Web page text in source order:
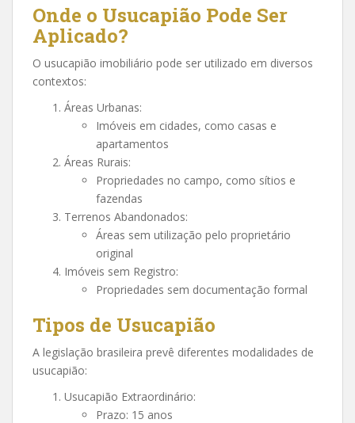
Onde o Usucapião Pode Ser
Aplicado?
O usucapião imobiliário pode ser utilizado em diversos
contextos:
Áreas Urbanas:
Imóveis em cidades, como casas e
apartamentos
Áreas Rurais:
Propriedades no campo, como sítios e
fazendas
Terrenos Abandonados:
Áreas sem utilização pelo proprietário
original
Imóveis sem Registro:
Propriedades sem documentação formal
Tipos de Usucapião
A legislação brasileira prevê diferentes modalidades de
usucapião:
Usucapião Extraordinário:
Prazo: 15 anos